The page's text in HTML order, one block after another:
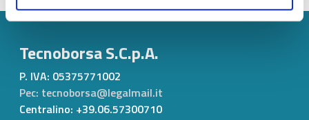
Tecnoborsa S.C.p.A.
P. IVA: 05375771002
Pec: tecnoborsa@legalmail.it
Centralino: +39.06.57300710